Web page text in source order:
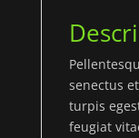
senectus
turpis
feugiat